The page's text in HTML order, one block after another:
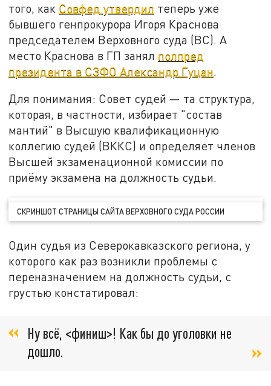
того, как Совфед утвердил теперь уже
бывшего генпрокурора Игоря Краснова
председателем Верховного суда (ВС). А
место Краснова в ГП занял полпред
президента в СЗФО Александр Гуцан.
Для понимания: Совет судей — та структура,
которая, в частности, избирает "состав
мантий" в Высшую квалификационную
коллегию судей (ВККС) и определяет членов
Высшей экзаменационной комиссии по
приёму экзамена на должность судьи.
СКРИНШОТ СТРАНИЦЫ САЙТА ВЕРХОВНОГО СУДА РОССИИ
Один судья из Северокавказского региона, у
которого как раз возникли проблемы с
переназначением на должность судьи, с
грустью констатировал:
Ну всё, <финиш>! Как бы до уголовки не
дошло.